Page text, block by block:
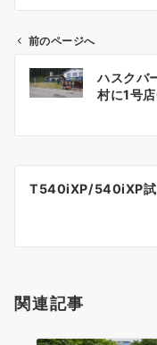
ン
前のページへ
ハスクバ
村に1号
T540iXP/540iXP試
関連記事